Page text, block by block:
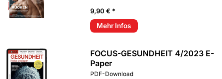
9,90 € *
Mehr Infos
FOCUS-GESUNDHEIT 4/2023 E-
Paper
PDF-Download